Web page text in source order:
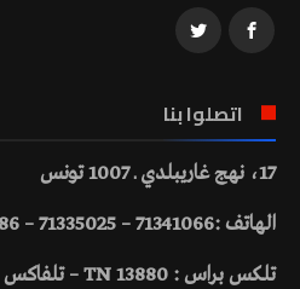
اتصلوا بنا
17، نهج غاريبلدي ـ 1007 تونس
الهاتف :71341066 – 71335025 – 71336386
تلكس براس : 13880 TN – تلفاكس :71336584